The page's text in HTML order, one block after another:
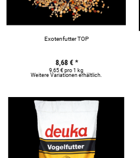
Exotenfutter TOP
8,68 €*
9,65 € pro 1 kg
Weitere Variationen erhältlich.